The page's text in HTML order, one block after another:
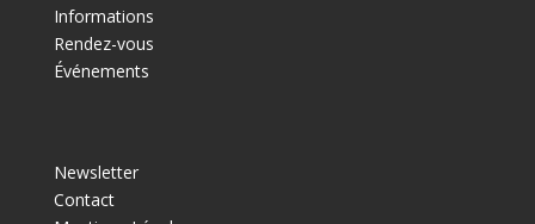
Informations
Rendez-vous
Événements
Newsletter
Contact